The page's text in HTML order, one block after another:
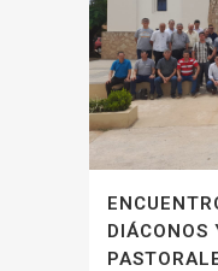
DIÁCONOS